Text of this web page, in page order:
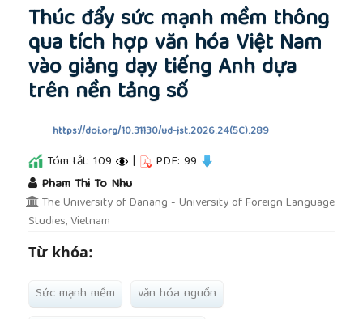
Thúc đẩy sức mạnh mềm thông
qua tích hợp văn hóa Việt Nam
vào giảng dạy tiếng Anh dựa
trên nền tảng số
https://doi.org/10.31130/ud-jst.2026.24(5C).289
Tóm tắt: 109 | PDF: 99
Pham Thi To Nhu
The University of Danang - University of Foreign Language
Studies, Vietnam
Từ khóa:
Sức mạnh mềm
văn hóa nguồn